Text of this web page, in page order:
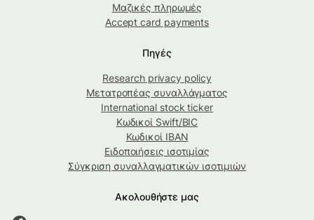
Μαζικές πληρωμές
Accept card payments
Πηγές
Research privacy policy
Μετατροπέας συναλλάγματος
International stock ticker
Κωδικοί Swift/BIC
Κωδικοί IBAN
Ειδοποιήσεις ισοτιμίας
Σύγκριση συναλλαγματικών ισοτιμιών
Ακολουθήστε μας